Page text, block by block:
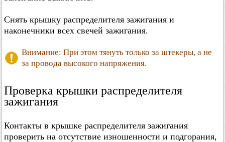
Снять крышку распределителя зажигания и
наконечники всех свечей зажигания.
Внимание: При этом тянуть только за штекеры, а не
за провода высокого напряжения.
Проверка крышки распределителя
зажигания
Контакты в крышке распределителя зажигания
проверить на отсутствие изношенности и подгорания,